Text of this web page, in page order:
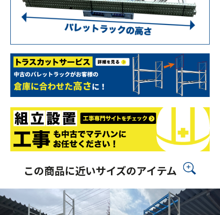
この商品に近いサイズのアイテム